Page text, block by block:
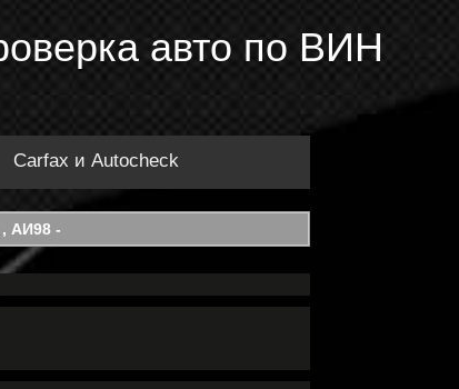
авто по ВИН
Carfax и Autocheck
АИ98 -